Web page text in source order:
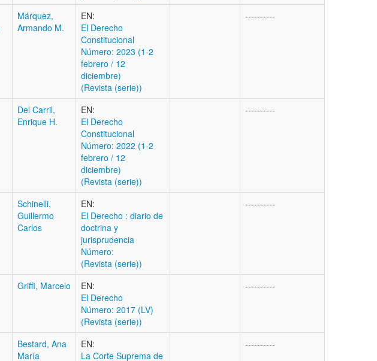
Márquez,
Armando M.
EN:
El Derecho
Constitucional
Número: 2023 (1-2
febrero / 12
diciembre)
(Revista (serie))
----------
Del Carril,
Enrique H.
EN:
El Derecho
Constitucional
Número: 2022 (1-2
febrero / 12
diciembre)
(Revista (serie))
----------
Schinelli,
Guillermo
Carlos
EN:
El Derecho : diario de
doctrina y
jurisprudencia
Número:
(Revista (serie))
----------
Griffi, Marcelo
EN:
El Derecho
Número: 2017 (LV)
(Revista (serie))
----------
Bestard, Ana
María
EN:
La Corte Suprema de
----------